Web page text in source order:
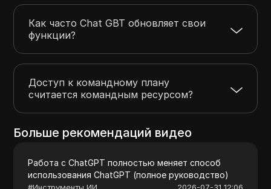
Как часто Chat GBT обновляет свои
функции?
Доступ к командному плану
считается командным ресурсом?
Больше рекомендаций видео
Работа с ChatGPT полностью меняет способ
использования ChatGPT (полное руководство)
#Инструменты ИИ 2026-07-31 12:06